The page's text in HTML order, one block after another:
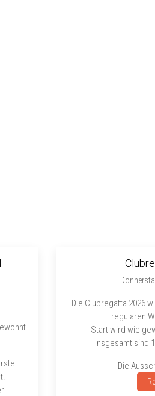
Die Clubregatta 2026
regulären
Start wird wie
Insgesamt sind
Die